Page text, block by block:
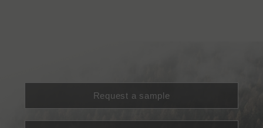
Request a sample